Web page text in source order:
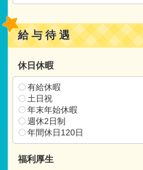
・一人一人の育ちを大切にし、
・一人一人の子ども達が、充分
の個性を伸ばし、より良く育つ
・保育所で過ごす子ども達が、
・食育にも力を入れており、自
理する人への感謝の気持ちが育
に、意欲を持って食に関わる楽
の食生活、食育に取り組んでいま
【保育士コンシェルからの
・地域密着スタイルで社会の変
す。
給与待遇
休日休暇
有給休暇
土日祝
年末年始休暇
週休2日制
年間休日120日
福利厚生